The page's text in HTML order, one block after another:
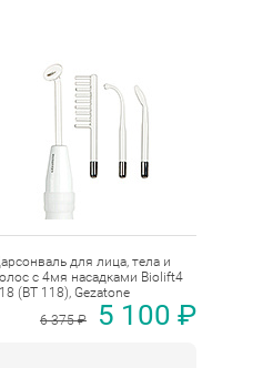
для лица, тела и
с 4мя насадками Biolift4
(BT 118), Gezatone
6 375 ₽
5 100 ₽